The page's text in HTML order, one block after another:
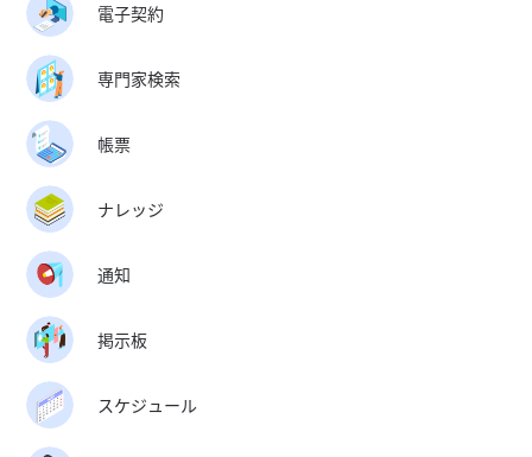
電子契約
専門家検索
帳票
ナレッジ
通知
掲示板
スケジュール